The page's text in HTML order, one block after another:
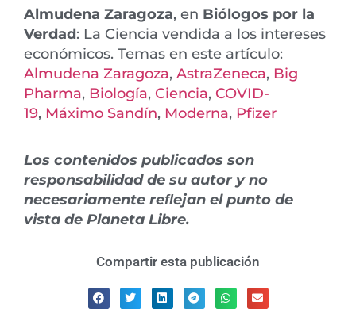
Almudena Zaragoza, en Biólogos por la
Verdad: La Ciencia vendida a los intereses
económicos. Temas en este artículo:
Almudena Zaragoza, AstraZeneca, Big
Pharma, Biología, Ciencia, COVID-
19, Máximo Sandín, Moderna, Pfizer
Los contenidos publicados son
responsabilidad de su autor y no
necesariamente reﬂejan el punto de
vista de Planeta Libre.
Compartir esta publicación